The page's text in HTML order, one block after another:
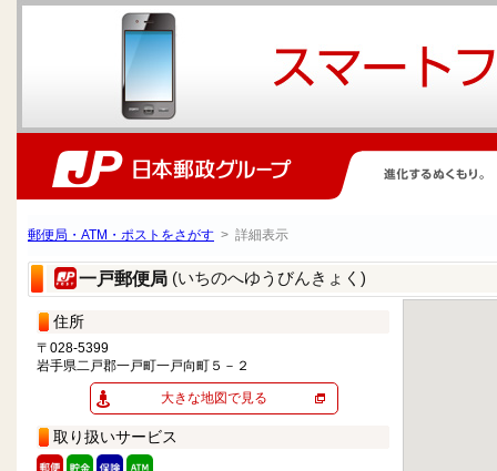
郵便局・ATM・ポストをさがす > 詳細表示
一戸郵便局 (いちのへゆうびんきょく)
住所
〒028-5399
岩手県二戸郡一戸町一戸向町５－２
大きな地図で見る
取り扱いサービス